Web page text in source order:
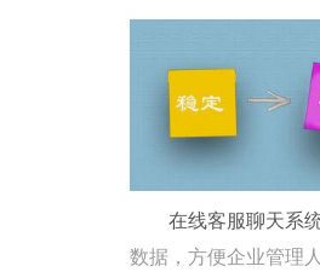
在线客服聊天系
数据，方便企业管理